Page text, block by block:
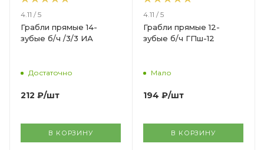
4.11 / 5
Грабли прямые 14-
зубые б/ч /3/3 ИА
Достаточно
212 ₽/шт
В КОРЗИНУ
4.11 / 5
Грабли прямые 12-
зубые б/ч ГПш-12
Мало
194 ₽/шт
В КОРЗИНУ